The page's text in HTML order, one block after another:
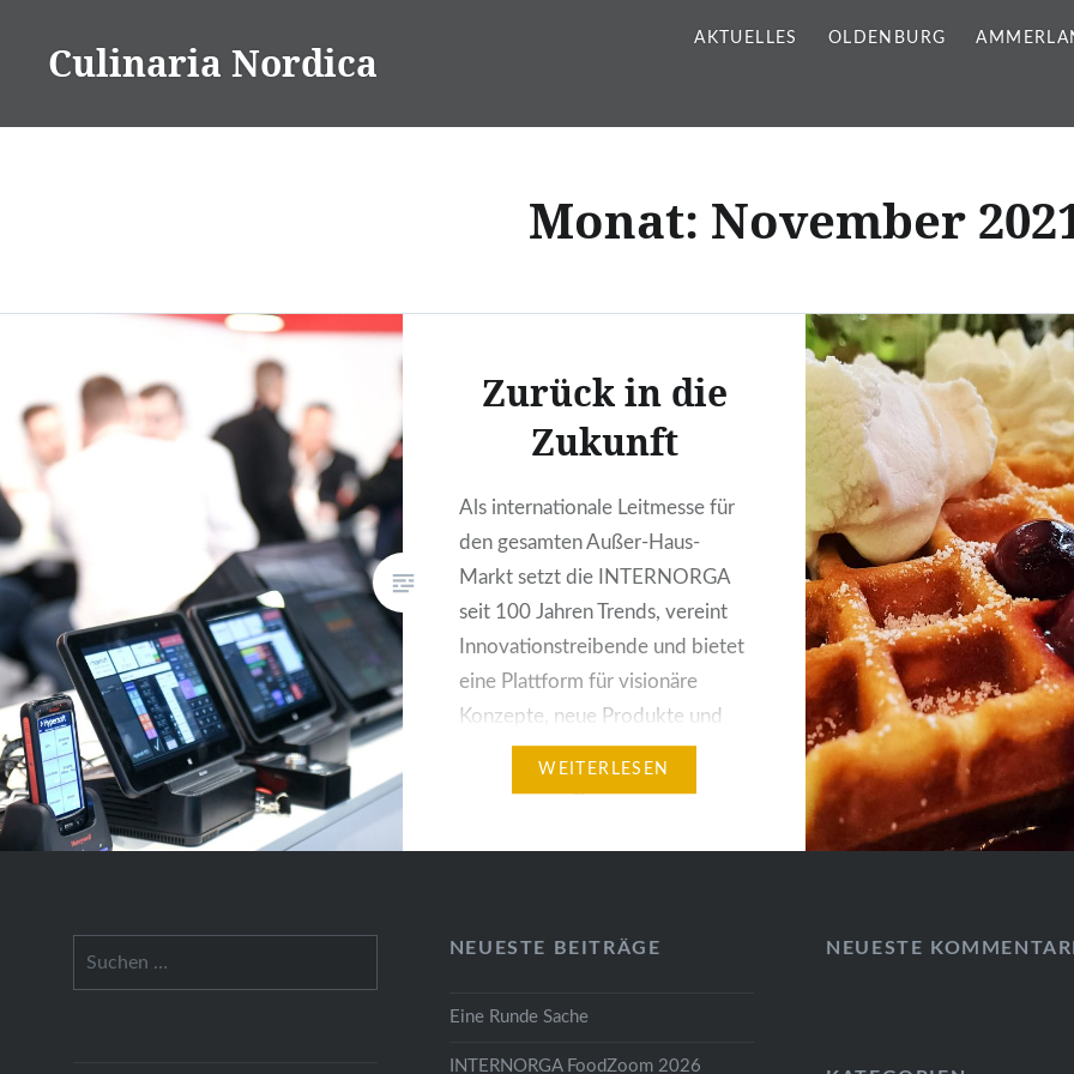
Culinaria Nordica AKTUELLES OLDENBURG
Monat: November
Zurück in die
Zukunft
Als internationale Leitmesse für
den gesamten Außer-Haus-
Markt setzt die INTERNORGA
seit 100 Jahren Trends, vereint
Innovationstreibende und bietet
eine Plattform für visionäre
Konzepte, neue Produkte und
zukunftsweisende
Akteure des Zukunftsthemas
2022 finden Besuchende den
Anwendungen‘…
WEITERLESEN
NEUESTE BEITRÄGE
Eine Runde Sache
INTERNORGA FoodZoom 2026
NEUESTE